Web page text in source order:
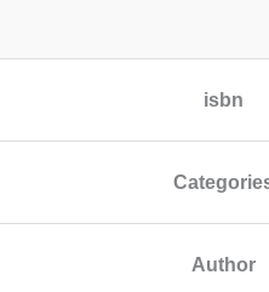
isbn
Author